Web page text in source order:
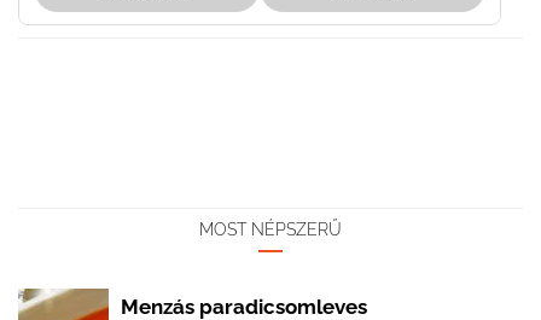
MOST NÉPSZERŰ
Menzás paradicsomleves